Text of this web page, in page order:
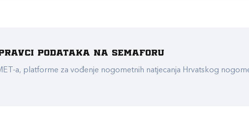
podataka na Semaforu
a, platforme za vođenje nogometnih natjecanja Hrvatskog